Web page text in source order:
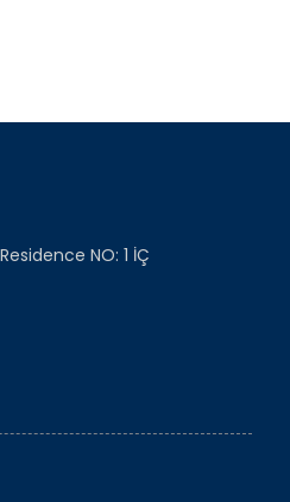
Residence NO: 1 İÇ